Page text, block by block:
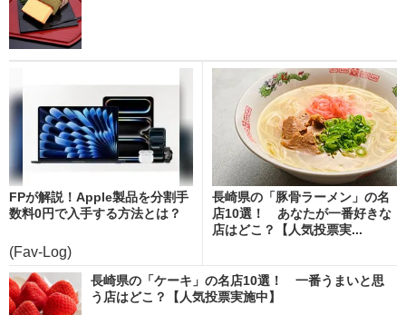
FPが解説！Apple製品を分割手
数料0円で入手する方法とは？
(Fav-Log)
長崎県の「豚骨ラーメン」の名
店10選！ あなたが一番好きな
店はどこ？【人気投票実...
長崎県の「ケーキ」の名店10選！ 一番うまいと思
う店はどこ？【人気投票実施中】